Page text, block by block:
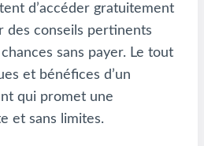
d’accéder gratuitement
des conseils pertinents
sans payer. Le tout
et bénéfices d’un
qui promet une
et sans limites.